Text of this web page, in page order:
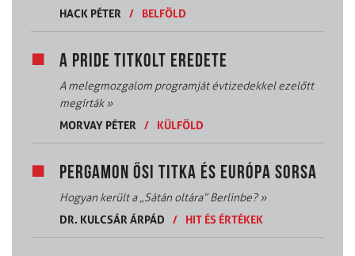
HACK PÉTER / BELFÖLD
A PRIDE TITKOLT EREDETE
A melegmozgalom programját évtizedekkel ezelőtt
megírták»
MORVAY PÉTER / KÜLFÖLD
PERGAMON ŐSI TITKA ÉS EURÓPA SORSA
Hogyan került a „Sátán oltára” Berlinbe?»
DR. KULCSÁR ÁRPÁD
/ HIT ÉS ÉRTÉKEK